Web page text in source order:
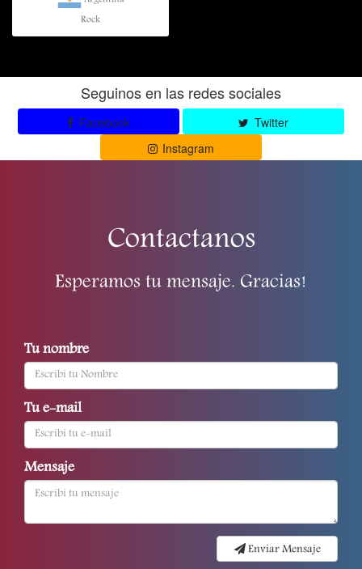
Rock
Seguinos en las redes sociales
Facebook
Twitter
Instagram
Contactanos
Esperamos tu mensaje. Gracias!
Tu nombre
Tu e-mail
Mensaje
Enviar Mensaje